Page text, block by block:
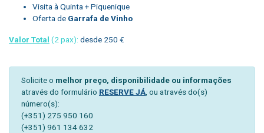
Visita à Quinta + Piquenique
Oferta de Garrafa de Vinho
Valor Total (2 pax): desde 250 €
Solicite o melhor preço, disponibilidade ou informações
através do formulário RESERVE JÁ , ou através do(s)
número(s):
(+351) 275 950 160
(+351) 961 134 632